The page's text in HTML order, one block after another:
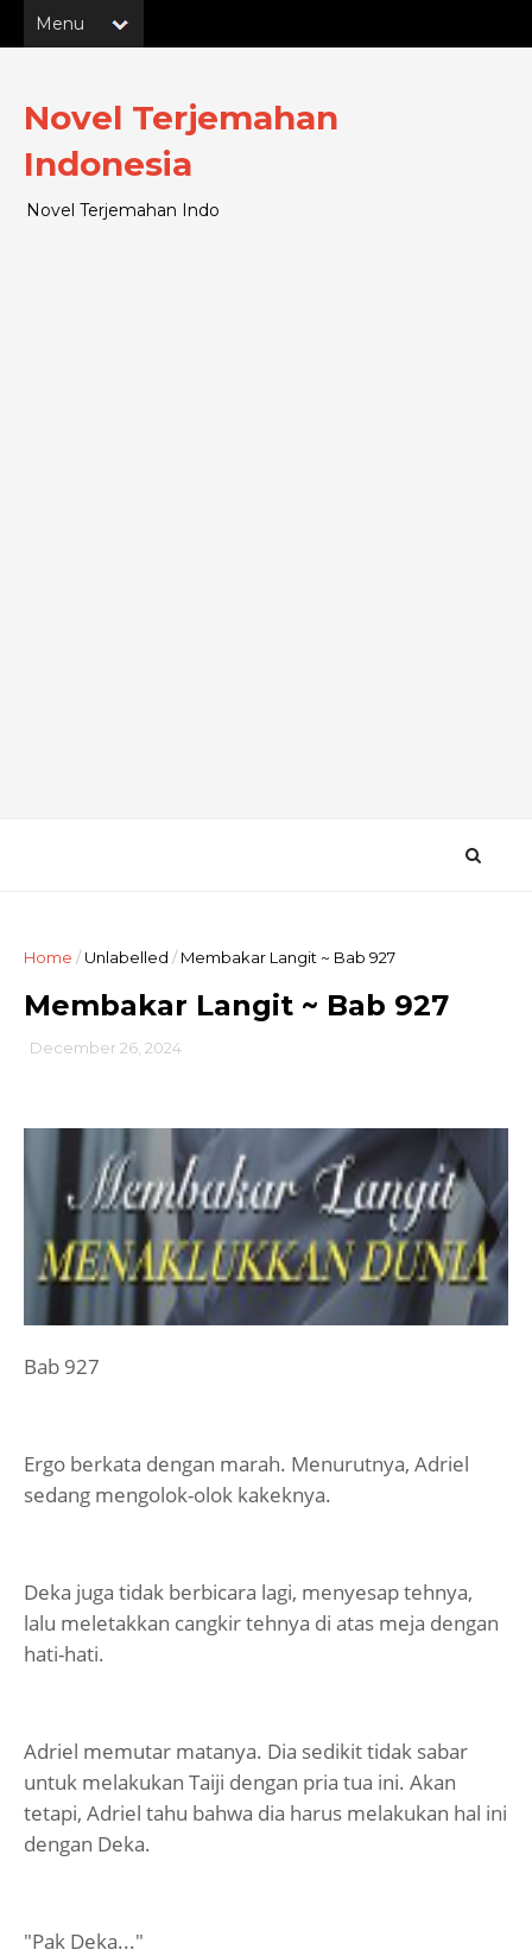
Novel Terjemahan
Indonesia
Novel Terjemahan Indo
Home /Unlabelled / Membakar Langit ~ Bab 927
Membakar Langit ~ Bab 927
December 26, 2024
Bab 927
Ergo berkata dengan marah. Menurutnya, Adriel
sedang mengolok-olok kakeknya.
Deka juga tidak berbicara lagi, menyesap tehnya,
lalu meletakkan cangkir tehnya di atas meja dengan
hati-hati.
Adriel memutar matanya. Dia sedikit tidak sabar
untuk melakukan Taiji dengan pria tua ini. Akan
tetapi, Adriel tahu bahwa dia harus melakukan hal ini
dengan Deka.
"Pak Deka..."